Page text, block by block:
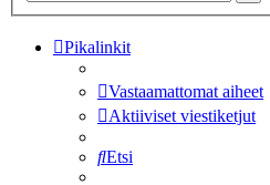
Pikalinkit
Vastaamattomat aiheet
Aktiiviset viestiketjut
Etsi